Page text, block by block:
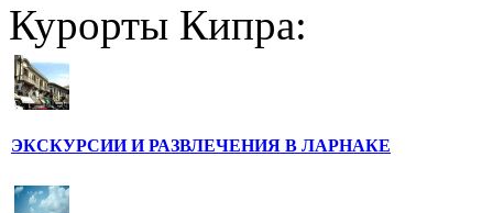
Курорты Кипра:
ЭКСКУРСИИ И РАЗВЛЕЧЕНИЯ В ЛАРНАКЕ